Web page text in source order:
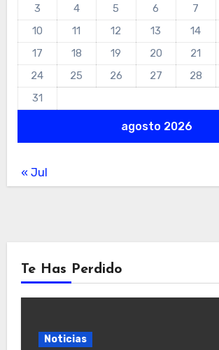
agosto 2026
3
4 5 6 7
10
11 12 13 14
17
18 19 20 21
24
25 26 27 28
31
« Jul
Te Has Perdido
Noticias